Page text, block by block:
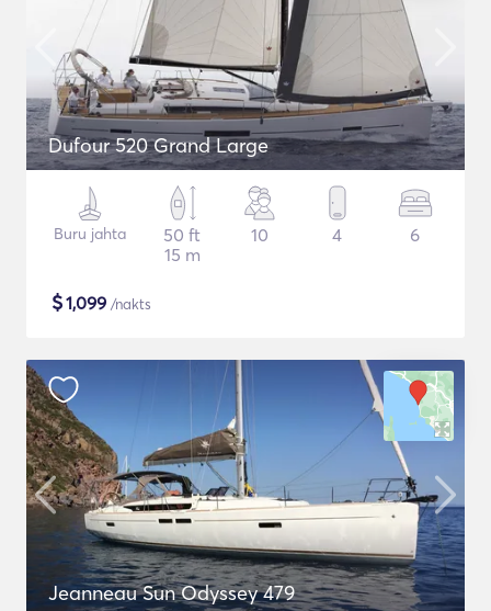
Dufour 520 Grand Large
Buru jahta
50 ft
15 m
10 4 6
$1,099 /nakts
Jeanneau Sun Odyssey 479